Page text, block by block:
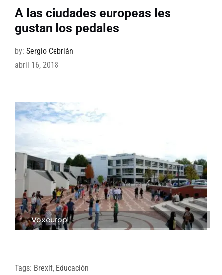
A las ciudades europeas les
gustan los pedales
by: Sergio Cebrián
abril 16, 2018
Voxeurop
Tags: Brexit, Educación